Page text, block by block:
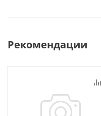
Рекомендации